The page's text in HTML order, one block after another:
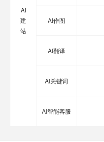
AI
建
站
AI作图
AI翻译
AI关键词
AI智能客服